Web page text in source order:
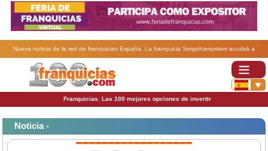
Nueva noticia de la red de franquicias España. La franquicia Sergoharsystem acudirá a
Franchise Expo de París.
Franquicias. Las 100 mejores opciones de invertir
Noticia -